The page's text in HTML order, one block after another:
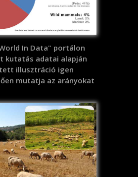
In Data" portálon
kutatás adatai alapján
illusztráció igen
mutatja az arányokat